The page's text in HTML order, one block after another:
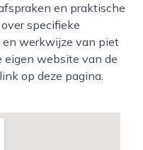
en praktische
specifieke
werkwijze van piet
eigen website van de
op deze pagina.